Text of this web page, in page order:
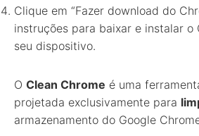
Clique em “Fazer download do
instruções para baixar e instalar o
seu dispositivo.
O Clean Chrome é uma
projetada exclusivamente para
armazenamento do Google